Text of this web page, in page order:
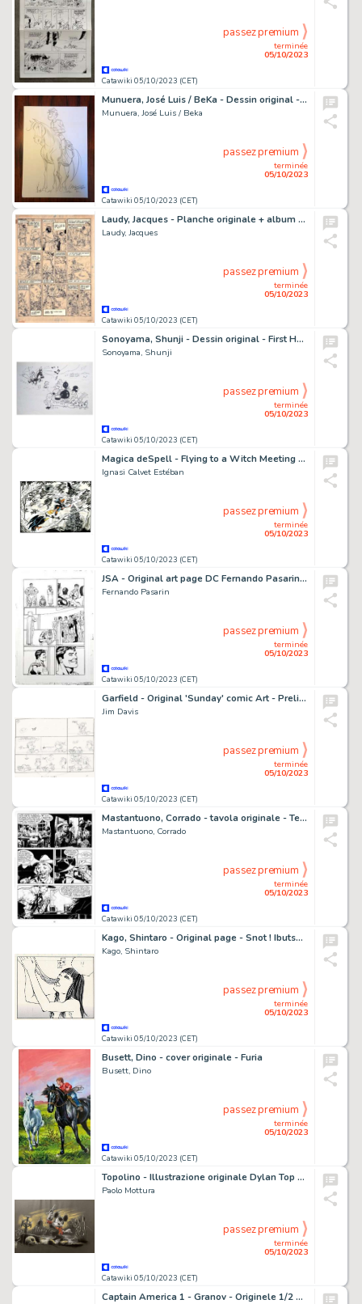
Catawiki 05/10/2023 (CET)
terminée
05/10/2023
passez premium
Munuera, José Luis / BeKa - Dessin original - Les Tuniques bleues - Blutch - (2020)
Munuera, José Luis / Beka
Catawiki 05/10/2023 (CET)
terminée
05/10/2023
passez premium
Laudy, Jacques - Planche originale + album luxe - La Légende des Quatre fils Aymond - (1946/2022)
Laudy, Jacques
Catawiki 05/10/2023 (CET)
terminée
05/10/2023
passez premium
Sonoyama, Shunji - Dessin original - First Human Giatrus / Gyatoruzu - (1985)
Sonoyama, Shunji
Catawiki 05/10/2023 (CET)
terminée
05/10/2023
passez premium
Magica deSpell - Flying to a Witch Meeting - Original Colour drawing by Esteban - (2023)
Ignasi Calvet Estéban
Catawiki 05/10/2023 (CET)
terminée
05/10/2023
passez premium
JSA - Original art page DC Fernando Pasarin 2007 - Exemplaire unique
Fernando Pasarin
Catawiki 05/10/2023 (CET)
terminée
05/10/2023
passez premium
Garfield - Original 'Sunday' comic Art - Preliminary gag + notes - (1989)
Jim Davis
Catawiki 05/10/2023 (CET)
terminée
05/10/2023
passez premium
Mastantuono, Corrado - tavola originale - Tex spec. n. 27 "Il Profeta Hualpai" - (2007)
Mastantuono, Corrado
Catawiki 05/10/2023 (CET)
terminée
05/10/2023
passez premium
Kago, Shintaro - Original page - Snot ! Ibutsu Konnyu (Foreign Object) - (2017)
Kago, Shintaro
Catawiki 05/10/2023 (CET)
terminée
05/10/2023
passez premium
Busett, Dino - cover originale - Furia
Busett, Dino
Catawiki 05/10/2023 (CET)
terminée
05/10/2023
passez premium
Topolino - Illustrazione originale Dylan Top 47 x 32 cm - Paolo Mottura (2023)
Paolo Mottura
Catawiki 05/10/2023 (CET)
terminée
05/10/2023
passez premium
Captain America 1 - Granov - Originele 1/2 pagina Captain America - Page volante - Exemplaire unique - (2014)